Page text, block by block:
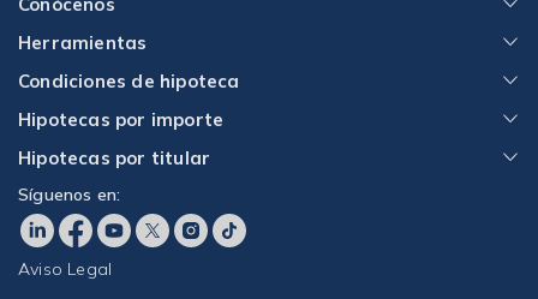
Herramientas
Condiciones de hipoteca
Hipotecas por importe
Hipotecas por titular
Síguenos en:
Aviso Legal